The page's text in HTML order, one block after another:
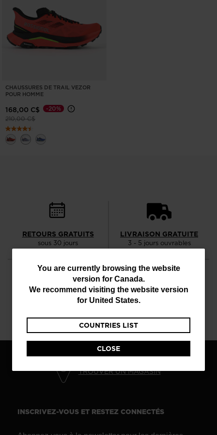
You
are
website
version
for
Canada
recommend
You are currently browsing the website
version for Canada.
We recommend visiting the website version
for United States.
COUNTRIES LIST
CLOSE
CHAUSSURES DE TRAIL VEZOR
POUR HOMME
168,00 C$
Prix réduit de
210,00 C$à
-20%
RETOURS GRATUITS
sous 30 jours
LIVRAISON GRATUITE
3 - 5 jours ouvrables
NOS EXPERTS
DISPONIBLES
Lundi - Vendredi
QUESTIONS?
TROUVER UN MAGASIN
INSCRIVEZ-VOUS ET RESTEZ CONNECTÉS